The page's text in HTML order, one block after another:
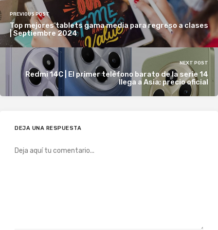
PREVIOUS POST
Top mejores tablets gama media para regreso a clases
| Septiembre 2024
NEXT POST
Redmi 14C | El primer teléfono barato de la serie 14
llega a Asia; precio oficial
DEJA UNA RESPUESTA